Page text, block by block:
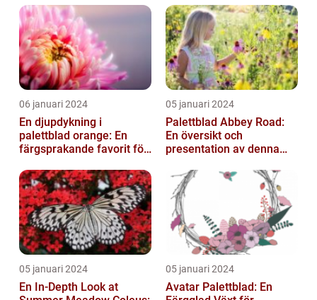
06 januari 2024
En djupdykning i
palettblad orange: En
färgsprakande favorit för
05 januari 2024
Palettblad Abbey Road:
En översikt och
presentation av denna
05 januari 2024
En In-Depth Look at
05 januari 2024
Avatar Palettblad: En